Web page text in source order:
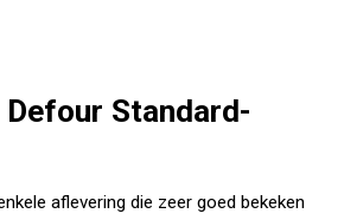
Standard-
aflevering die zeer goed bekeken